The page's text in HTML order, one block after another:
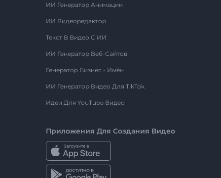
ИИ Генератор Анимации
ИИ Видеоредактор
Текст В Видео С ИИ
ИИ Генератор Веб-Сайтов
Генератор Бизнес - Имён
ИИ Генератор Видео Для TikTok
Идеи Для YouTube Видео
Приложения Для Создания Видео